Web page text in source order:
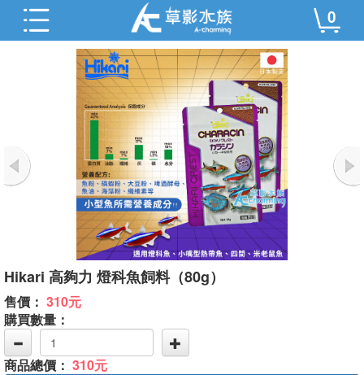
0
Hikari 高夠力 燈科魚飼料（80g）
售價： 310元
購買數量：
商品總價： 310元